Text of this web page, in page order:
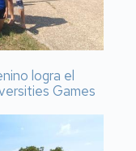
logra el
Games